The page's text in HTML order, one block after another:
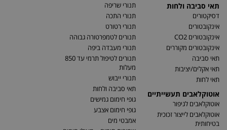
תאי סביבה ולחות
דסיקטורים
אינקובטורים
אינקובטורים CO2
אינקובטורים מקוררים
תאי סביבה
תאי אקלים/יציבות
תאי לחות
אוטוקלאבים תעשייתיים
אוטוקלאבים לגיפור
אוטוקלאבים לייצור זכוכית
בטיחותית
תנורי שריפה
תנורי התכה
תנורי רטורט
תנורים לטמפרטורה גבוהה
תנורי מעבדה ביפה
תנורים לטיפול תרמי עד 850
מעלות
תנורי ייבוש
תאי סביבה ולחות
גופי חימום גמישים
גופי חימום אצבע
אמבטי מים